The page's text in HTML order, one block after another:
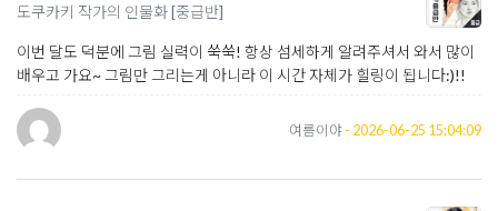
도쿠카키 작가의 인물화 [중급반]
이번 달도 덕분에 그림 실력이 쑥쑥! 항상 섬세하게 알려주셔서 와서 많이
배우고 가요~ 그림만 그리는게 아니라 이 시간 자체가 힐링이 됩니다:)!!
여름이야 - 2026-06-25 15:04:09